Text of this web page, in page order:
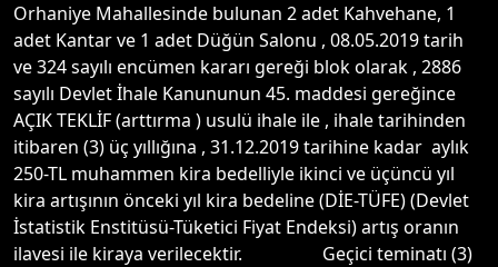
Orhaniye Mahallesinde bulunan 2 adet Kahvehane, 1
adet Kantar ve 1 adet Düğün Salonu , 08.05.2019 tarih
ve 324 sayılı encümen kararı gereği blok olarak , 2886
sayılı Devlet İhale Kanununun 45. maddesi gereğince
AÇIK TEKLİF (arttırma ) usulü ihale ile , ihale tarihinden
itibaren (3) üç yıllığına , 31.12.2019 tarihine kadar aylık
250-TL muhammen kira bedelliyle ikinci ve üçüncü yıl
kira artışının önceki yıl kira bedeline (DİE-TÜFE) (Devlet
İstatistik Enstitüsü-Tüketici Fiyat Endeksi) artış oranın
ilavesi ile kiraya verilecektir. Geçici teminatı (3)